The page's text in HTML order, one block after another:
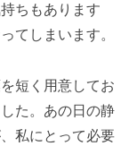
ちもあります
てしまいます。
短く用意してお
た。あの日の静
私にとって必要